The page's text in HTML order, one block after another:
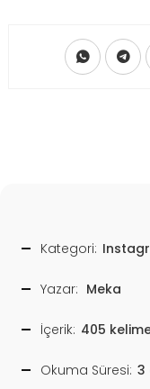
Kategori:
Yazar: Meka
İçerik: 405
Okuma Süresi: 3